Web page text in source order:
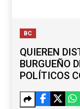
BC
QUIEREN
BURGUEÑO
POLÍTICOS